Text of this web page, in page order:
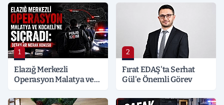
1
Elazığ Merkezli
Operasyon Malatya ve
Detaylar Merak Konusu
2
Fırat EDAŞ'ta Serhat
Gül'e Önemli Görev